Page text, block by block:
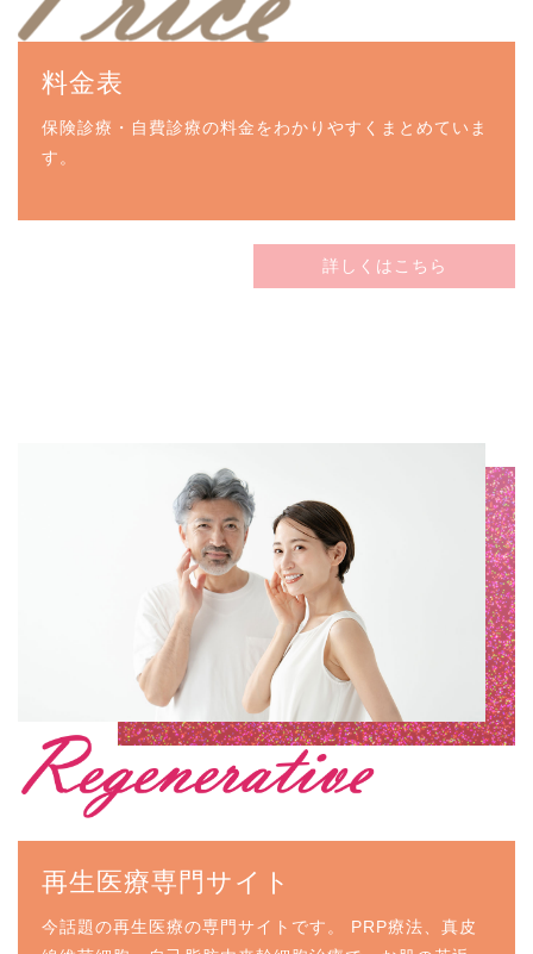
料金表
保険診療・自費診療の料金をわかりやすくまとめていま
す。
詳しくはこちら
再生医療専門サイト
今話題の再生医療の専門サイトです。 PRP療法、真皮